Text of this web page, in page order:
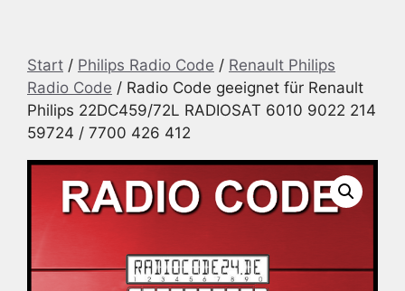
Start / Philips Radio Code / Renault Philips
Radio Code / Radio Code geeignet für Renault
Philips 22DC459/72L RADIOSAT 6010 9022 214
59724 / 7700 426 412